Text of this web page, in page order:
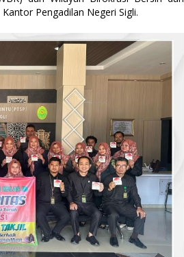
Pengadilan Negeri Sigli.